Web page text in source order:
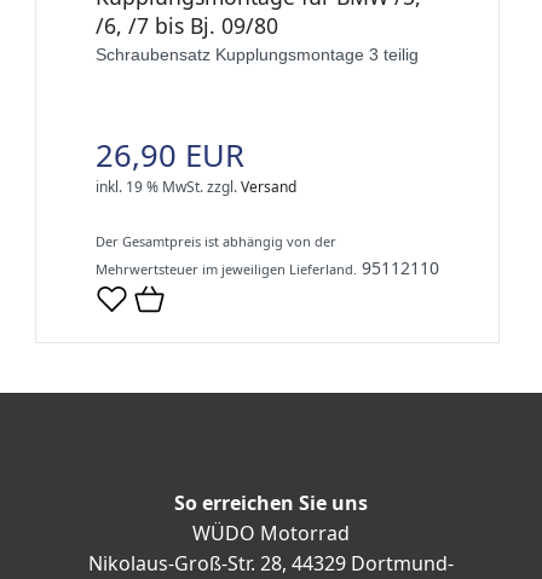
/6, /7 bis Bj. 09/80
Schraubensatz Kupplungsmontage 3 teilig
26,90 EUR
inkl. 19 % MwSt.zzgl.Versand
Der Gesamtpreis ist abhängig von der
Mehrwertsteuer im jeweiligen Lieferland. 95112110
So erreichen Sie uns
WÜDO Motorrad
Nikolaus-Groß-Str. 28, 44329 Dortmund-